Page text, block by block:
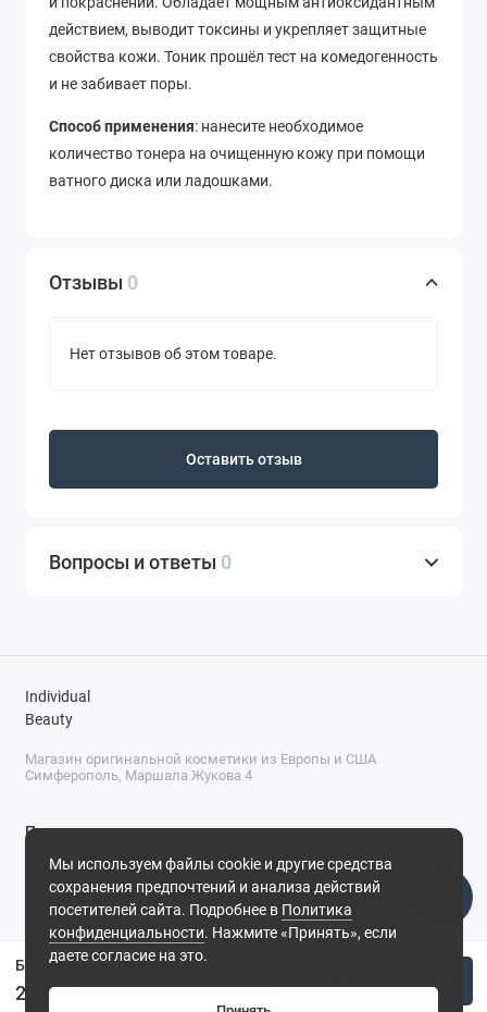
2 390 ₽
действием, выводит токсины и укрепляет защитные
свойства кожи. Тоник прошёл тест на комедогенность
и не забивает поры.
Способ применения: нанесите необходимое
количество тонера на очищенную кожу при помощи
ватного диска или ладошками.
Отзывы 0
Нет отзывов об этом товаре.
Оставить отзыв
Вопросы и ответы 0
Мы используем файлы cookie и другие средства
сохранения предпочтений и анализа действий
посетителей сайта. Подробнее в Политика
конфиденциальности. Нажмите «Принять», если
даете согласие на это.
Individual
Beauty
Магазин оригинальной косметики из Европы и США
Симферополь, Маршала Жукова 4
Поддержка
+7 (978) 586-46-46
ПН-ПТ: 9:00 - 18:00
Суббота: 9:00 - 17:00
Воскресенье: выходной
Симферополь, ул. Маршала Жукова, 4